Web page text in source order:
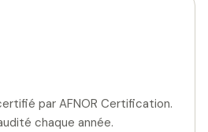
par AFNOR Certification.
chaque année.